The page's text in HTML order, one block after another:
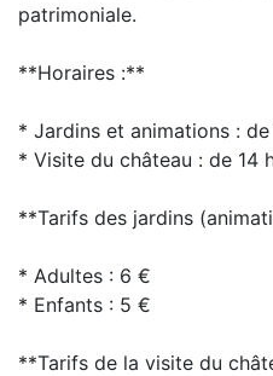
patrimoniale.
**Horaires :**
* Jardins et animations : de
* Visite du château : de 14
**Tarifs des jardins
* Adultes : 6 €
* Enfants : 5 €
**Tarifs de la visite du